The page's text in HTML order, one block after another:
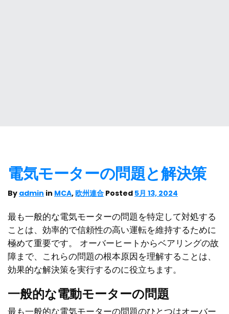
電気モーターの問題と解決策
By admin in MCA,欧州連合 Posted 5月 13, 2024
最も一般的な電気モーターの問題を特定して対処する
ことは、効率的で信頼性の高い運転を維持するために
極めて重要です。 オーバーヒートからベアリングの故
障まで、これらの問題の根本原因を理解することは、
効果的な解決策を実行するのに役立ちます。
一般的な電動モーターの問題